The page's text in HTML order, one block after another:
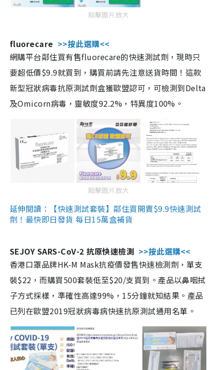
點擊圖片放大
fluorecare >>按此選購<<
網購平台鄰住買有售fluorecare的快速測試劑，現時只
要超低價$9.9就買到，購買前請先注意送貨時間！這款
新型冠狀病毒抗原測試劑盒獲歐盟認可，可檢測到Delta
及Omicorn病毒，靈敏度92.2%，特異度100%。
點擊圖片放大
延伸閱讀：【快速測試套裝】鄰住買開賣$9.9快速測試
劑！最快即日發貨 每日15萬盒補貨
SEJOY SARS-CoV-2 抗原快速檢測 >>按此選購<<
香港口罩品牌HK-M Mask抗疫價發售快速檢測劑，單支
裝$22，而購買500套裝低至$20/支買到。產品以鼻咽拭
子方式採樣，準確性高達99%，15分鐘就知結果。產品
已列在歐盟2019冠狀病毒病快速抗原測試通用名單。